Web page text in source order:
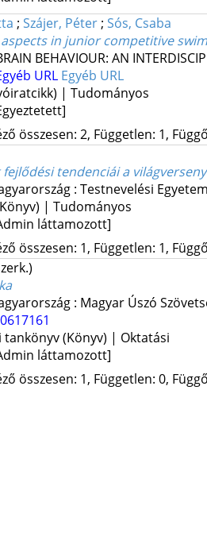
; Szájer, Péter; Sós, Csaba
in junior competitive
BEHAVIOUR: AN
URL Egyéb URL
| Tudományos
összesen: 2, Független: 1,
tendenciái a
: Testnevelési
| Tudományos
láttamozott]
összesen: 1, Független: 1,
: Magyar Úszó
tankönyv (Könyv) | Oktatási
láttamozott]
összesen: 1, Független: 0,